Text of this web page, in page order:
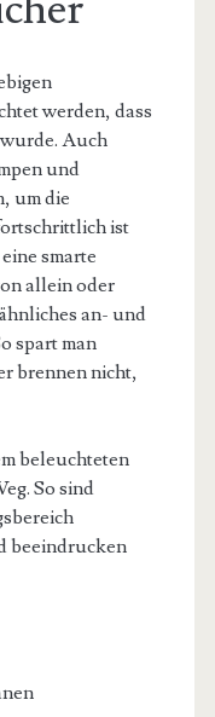
werden, dass
Auch
und
um die
ist
smarte
allein oder
an- und
spart man
brennen nicht,
beleuchteten
So sind
beeindrucken